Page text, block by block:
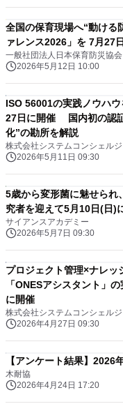
全国の保育現場へ“動ける
ァレンス2026」を 7月27
一般社団法人日本保育防災協会
2026年5月12日 10:00
ISO 56001の実践ノウハ
27日に開催 国内初の認
化”の勘所を解説
株式会社システムコンシェル
2026年5月11日 09:30
5歳から変形菌に魅せられ
究者を迎えて5月10日(日)
サイアンスアカデミー
2026年5月7日 09:30
プロジェクト管理×ナレ
「ONESアシスタント」
に開催
株式会社システムコンシェル
2026年4月27日 09:30
【アンケート結果】2026
木耐協
2026年4月24日 17:20